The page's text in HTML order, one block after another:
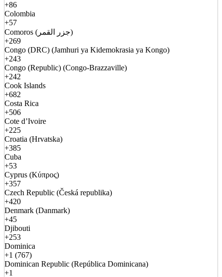
+86
Colombia
+57
Comoros (جزر القمر)
+269
Congo (DRC) (Jamhuri ya Kidemokrasia ya Kongo)
+243
Congo (Republic) (Congo-Brazzaville)
+242
Cook Islands
+682
Costa Rica
+506
Cote d’Ivoire
+225
Croatia (Hrvatska)
+385
Cuba
+53
Cyprus (Κύπρος)
+357
Czech Republic (Česká republika)
+420
Denmark (Danmark)
+45
Djibouti
+253
Dominica
+1 (767)
Dominican Republic (República Dominicana)
+1